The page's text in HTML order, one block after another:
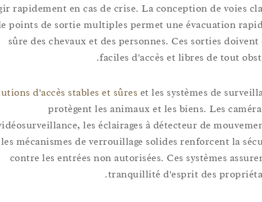
réagir rapidement en cas de crise. La conception de
et de points de sortie multiples permet une évacuation
sûre des chevaux et des personnes. Ces sorties
faciles d'accès et libres de tout
Solutions d'accès stables et sûreset les systèmes de
protègent les animaux et les biens. Les
vidéosurveillance, les éclairages à détecteur de
les mécanismes de verrouillage solides renforcent la
contre les entrées non autorisées. Ces systèmes
tranquillité d'esprit des